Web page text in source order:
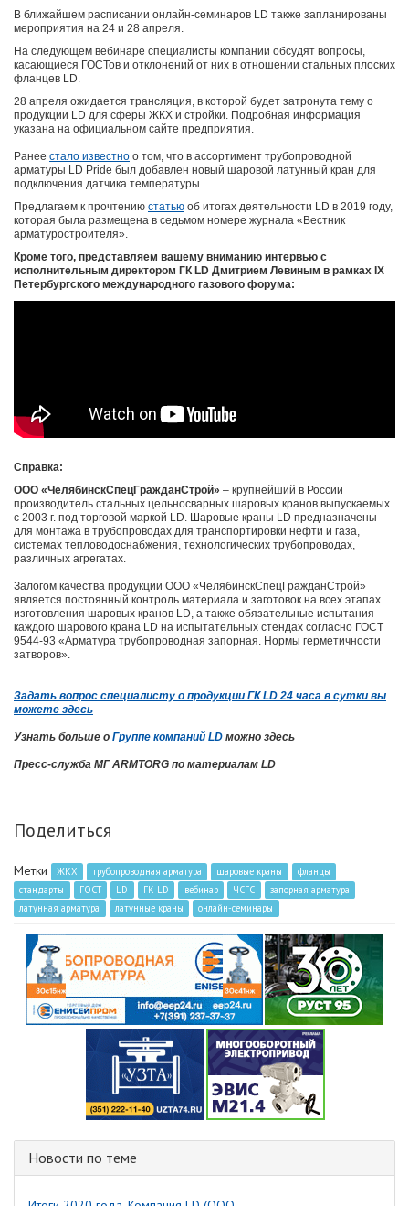
В ближайшем расписании онлайн-семинаров LD также запланированы
мероприятия на 24 и 28 апреля.
На следующем вебинаре специалисты компании обсудят вопросы,
касающиеся ГОСТов и отклонений от них в отношении стальных плоских
фланцев LD.
28 апреля ожидается трансляция, в которой будет затронута тему о
продукции LD для сферы ЖКХ и стройки. Подробная информация
указана на официальном сайте предприятия.
Ранее стало известно о том, что в ассортимент трубопроводной
арматуры LD Pride был добавлен новый шаровой латунный кран для
подключения датчика температуры.
Предлагаем к прочтению статью об итогах деятельности LD в 2019 году,
которая была размещена в седьмом номере журнала «Вестник
арматуростроителя».
Кроме того, представляем вашему вниманию интервью с
исполнительным директором ГК LD Дмитрием Левиным в рамках IX
Петербургского международного газового форума:
Справка:
ООО «ЧелябинскСпецГражданСтрой» – крупнейший в России
производитель стальных цельносварных шаровых кранов выпускаемых
с 2003 г. под торговой маркой LD. Шаровые краны LD предназначены
для монтажа в трубопроводах для транспортировки нефти и газа,
системах тепловодоснабжения, технологических трубопроводах,
различных агрегатах.
Залогом качества продукции ООО «ЧелябинскСпецГражданСтрой»
является постоянный контроль материала и заготовок на всех этапах
изготовления шаровых кранов LD, а также обязательные испытания
каждого шарового крана LD на испытательных стендах согласно ГОСТ
9544-93 «Арматура трубопроводная запорная. Нормы герметичности
затворов».
Задать вопрос специалисту о продукции ГК LD 24 часа в сутки вы
можете здесь
Узнать больше о Группе компаний LD можно здесь
Пресс-служба МГ ARMTORG по материалам LD
Поделиться
Метки ЖКХ трубопроводная арматура шаровые краны
фланцы
стандарты
ГОСТ LD ГК LD вебинар ЧСГС
запорная арматура
латунная арматура
латунные краны онлайн-семинары
Новости по теме